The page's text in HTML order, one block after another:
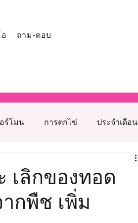
ถาม-ตอบ
ร์โมน การตกไข่ ประจำเดือน
สาเหตุมีบุตรยากจากฝ่ายหญิง
เลิกของทอด
กพืช เพิ่ม